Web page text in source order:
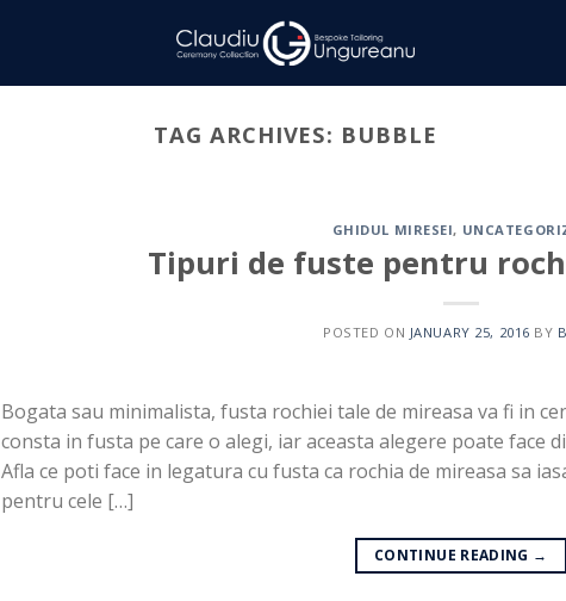
TAG ARCHIVES: BUBBLE
GHIDUL MIRESEI,
Tipuri de fuste pentru
POSTED ON JANUARY 25, 2016 BY
Bogata sau minimalista, fusta rochiei tale de mireasa va fi in
consta in fusta pe care o alegi, iar aceasta alegere poate face
Afla ce poti face in legatura cu fusta ca rochia de mireasa sa
pentru cele […]
CONTINUE READING →